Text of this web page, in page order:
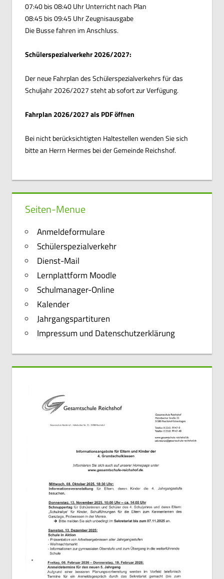
07:40 bis 08:40 Uhr Unterricht nach Plan
08:45 bis 09:45 Uhr Zeugnisausgabe
Die Busse fahren im Anschluss.
Schülerspezialverkehr 2026/2027:
Der neue Fahrplan des Schülerspezialverkehrs für das
Schuljahr 2026/2027 steht ab sofort zur Verfügung.
Fahrplan 2026/2027 als PDF öffnen
Bei nicht berücksichtigten Haltestellen wenden Sie sich
bitte an Herrn Hermes bei der Gemeinde Reichshof.
Seiten-Menue
Anmeldeformulare
Schülerspezialverkehr
Dienst-Mail
Lernplattform Moodle
Schulmanager-Online
Kalender
Jahrgangspartituren
Impressum und Datenschutzerklärung